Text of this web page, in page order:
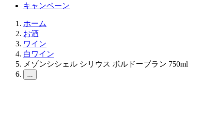
キャンペーン
ホーム
お酒
ワイン
白ワイン
メゾンシシェル シリウス ボルドーブラン 750ml
...